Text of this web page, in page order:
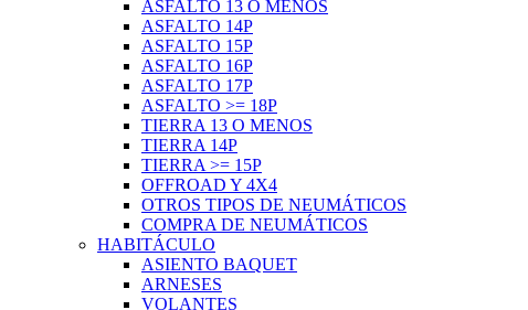
ASFALTO 13 O MENOS
ASFALTO 14P
ASFALTO 15P
ASFALTO 16P
ASFALTO 17P
ASFALTO >= 18P
TIERRA 13 O MENOS
TIERRA 14P
TIERRA >= 15P
OFFROAD Y 4X4
OTROS TIPOS DE NEUMÁTICOS
COMPRA DE NEUMÁTICOS
HABITÁCULO
ASIENTO BAQUET
ARNESES
VOLANTES